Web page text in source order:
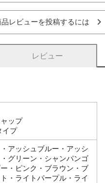
品レビューを投稿するには
レビュー
ップ
イプ
アッシュブルー・アッシ
グリーン・シャンパンゴ
・ピンク・ブラウン・ブ
・ライトパープル・ライ